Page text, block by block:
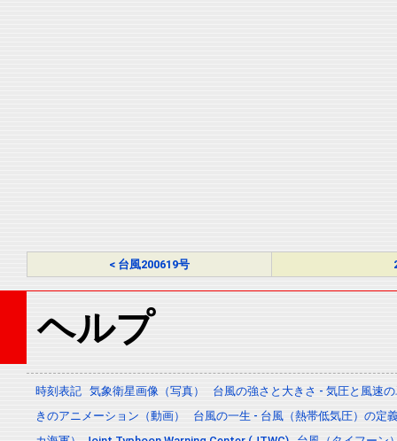
< 台風200619号
ヘルプ
時刻表記 気象衛星画像（写真）
台風の強さと大きさ - 気圧と風速
きのアニメーション（動画）
台風の一生 - 台風（熱帯低気圧）の定